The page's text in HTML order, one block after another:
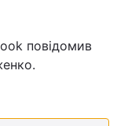
повідомив